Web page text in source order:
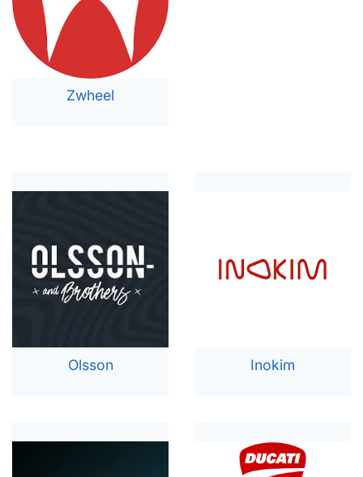
Zwheel
Olsson Inokim